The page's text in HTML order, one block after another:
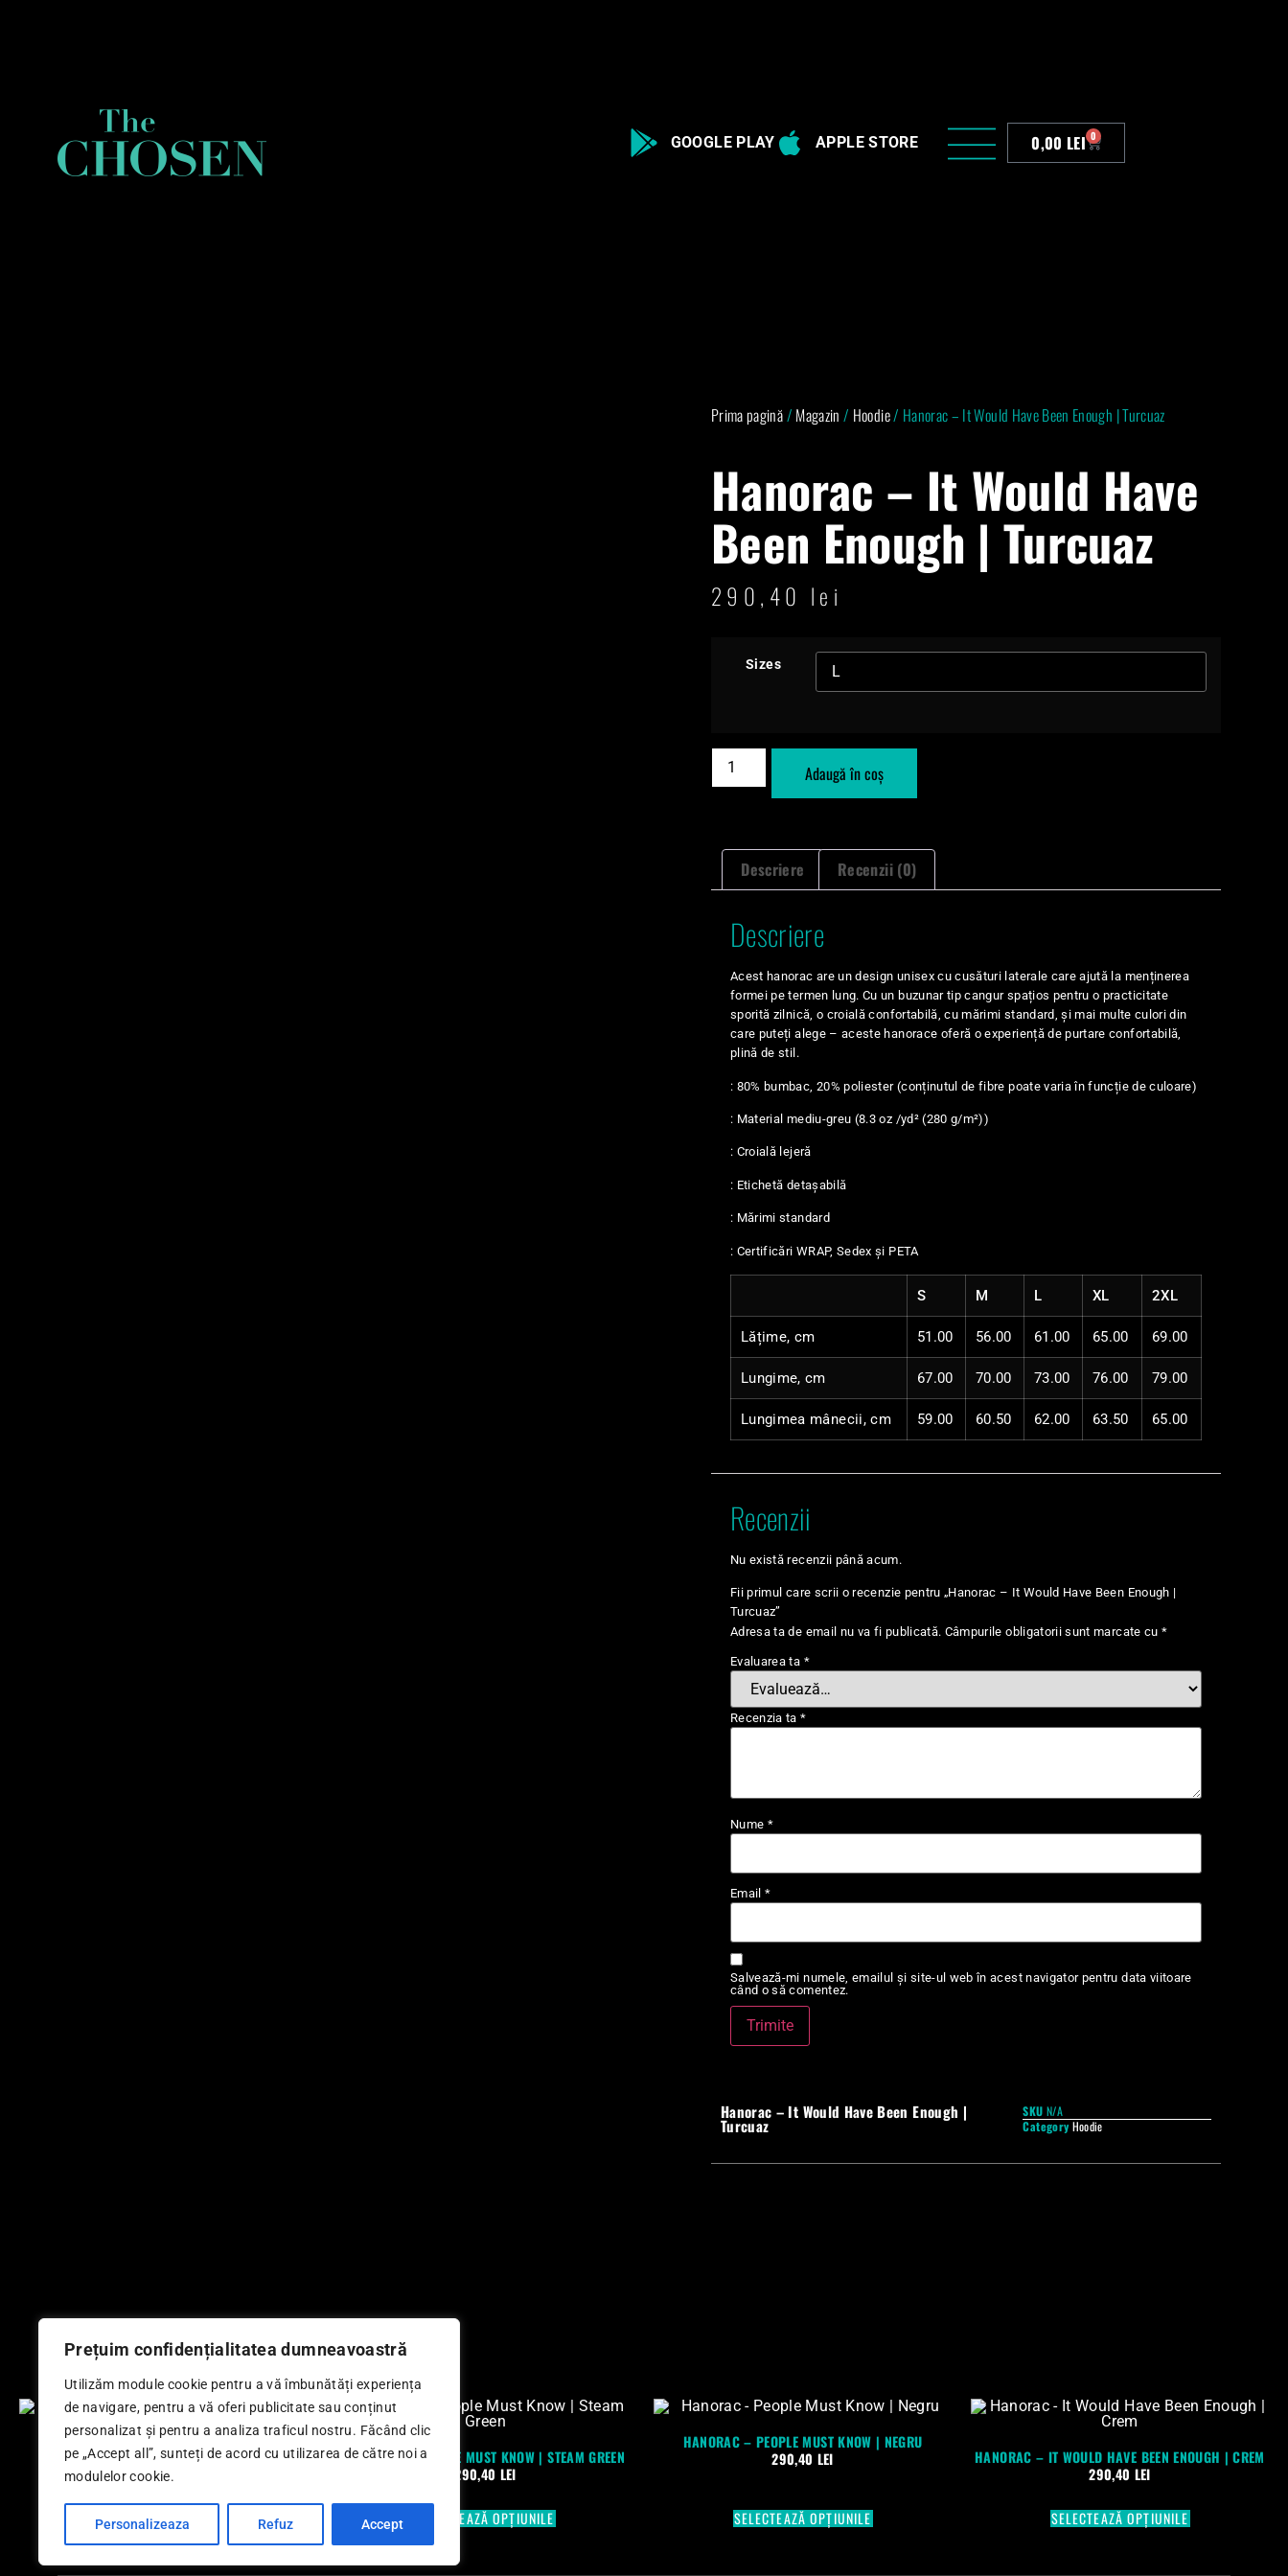
Prețuim confidențialitatea dumneavoastră
Utilizăm module cookie pentru a vă îmbunătăți experiența
de navigare, pentru a vă oferi publicitate sau conținut
personalizat și pentru a analiza traficul nostru. Făcând clic
pe „Accept all”, sunteți de acord cu utilizarea de către noi a
modulelor cookie.
Personalizeaza Refuz Accept
GOOGLE PLAY APPLE STORE 0,00 LEI 0
Prima pagină/ Magazin / Hoodie/ Hanorac – It Would Have Been Enough | Turcuaz
Hanorac – It Would Have
Been Enough | Turcuaz
290,40 lei
Sizes
Adaugă în coș
Descriere Recenzii (0)
Descriere
Acest hanorac are un design unisex cu cusături laterale care ajută la menținerea
formei pe termen lung. Cu un buzunar tip cangur spațios pentru o practicitate
sporită zilnică, o croială confortabilă, cu mărimi standard, și mai multe culori din
care puteți alege – aceste hanorace oferă o experiență de purtare confortabilă,
plină de stil.
: 80% bumbac, 20% poliester (conținutul de fibre poate varia în funcție de culoare)
: Material mediu-greu (8.3 oz /yd² (280 g/m²))
: Croială lejeră
: Etichetă detașabilă
: Mărimi standard
: Certificări WRAP, Sedex și PETA
S M L XL 2XL
Lățime, cm 51.00 56.00 61.00 65.00 69.00
Lungime, cm 67.00 70.00 73.00 76.00 79.00
Lungimea mânecii, cm 59.00 60.50 62.00 63.50 65.00
Recenzii
Nu există recenzii până acum.
Fii primul care scrii o recenzie pentru „Hanorac – It Would Have Been Enough |
Turcuaz”
Adresa ta de email nu va fi publicată. Câmpurile obligatorii sunt marcate cu *
Evaluarea ta *
Recenzia ta*
Nume *
Email*
Salvează-mi numele, emailul și site-ul web în acest navigator pentru data viitoare
când o să comentez.
Hanorac – It Would Have Been Enough |
Turcuaz
SKU N/A
Category Hoodie
Produse Similare
HANORAC – THREE SMALL FISH | TURCUAZ
290,40LEI
SELECTEAZĂ OPȚIUNILE
HANORAC – PEOPLE MUST KNOW | STEAM GREEN
290,40 LEI
SELECTEAZĂ OPȚIUNILE
HANORAC – PEOPLE MUST KNOW | NEGRU
290,40 LEI
SELECTEAZĂ OPȚIUNILE
HANORAC – IT WOULD HAVE BEEN ENOUGH | CREM
290,40 LEI
SELECTEAZĂ OPȚIUNILE